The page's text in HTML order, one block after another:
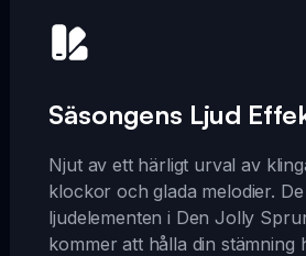
Säsongens Ljud
Njut av ett härligt urval av
klockor och glada melodier.
ljudelementen i Den Jolly
kommer att hålla din stämning